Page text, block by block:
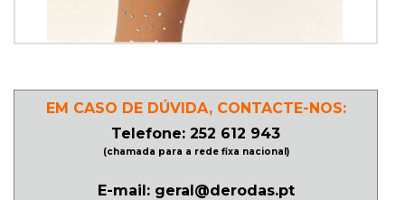
PROMOÇÕES
LINHA
EM CASO DE DÚVIDA, CONTACTE-NOS:
Telefone: 252 612 943
(chamada para a rede fixa nacional)
E-mail: geral@derodas.pt